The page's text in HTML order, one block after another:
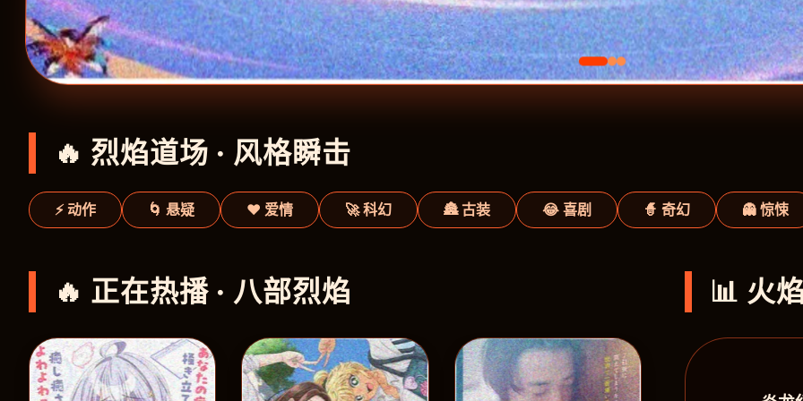
🔥 烈焰道场 · 风格瞬击
⚡ 动作 🌀 悬疑 ❤️ 爱情 🚀 科幻 🏯 古装 😂 喜剧 🧙 奇幻 👻 惊悚
🔥 正在热播 · 八部烈焰 📊 火